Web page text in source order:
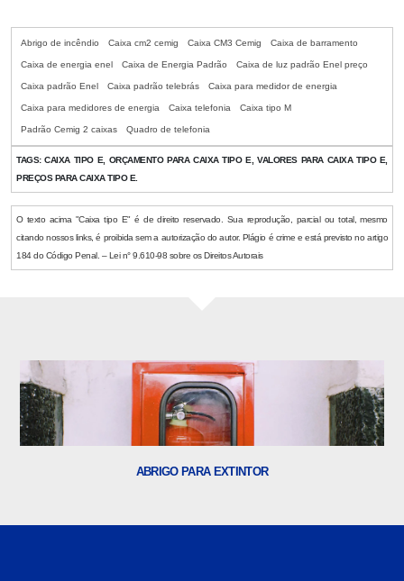
Abrigo de incêndio Caixa cm2 cemig Caixa CM3 Cemig Caixa de barramento
Caixa de energia enel Caixa de Energia Padrão Caixa de luz padrão Enel preço
Caixa padrão Enel Caixa padrão telebrás Caixa para medidor de energia
Caixa para medidores de energia Caixa telefonia Caixa tipo M
Padrão Cemig 2 caixas Quadro de telefonia
TAGS:CAIXA TIPO E, ORÇAMENTO PARA CAIXA TIPO E, VALORES PARA CAIXA TIPO E,
PREÇOS PARA CAIXA TIPO E.
O texto acima "Caixa tipo E" é de direito reservado. Sua reprodução, parcial ou total, mesmo
citando nossos links, é proibida sem a autorização do autor. Plágio é crime e está previsto no artigo
184 do Código Penal. – Lei n° 9.610-98 sobre os Direitos Autorais
ABRIGO PARA EXTINTOR